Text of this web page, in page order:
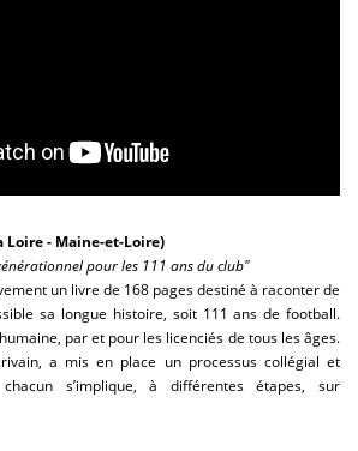
Loire - Maine-et-Loire)
pour les 111 ans du club"
un livre de 168 pages destiné à raconter de
sa longue histoire, soit 111 ans de football.
par et pour les licenciés de tous les âges.
a mis en place un processus collégial et
s’implique, à différentes étapes, sur